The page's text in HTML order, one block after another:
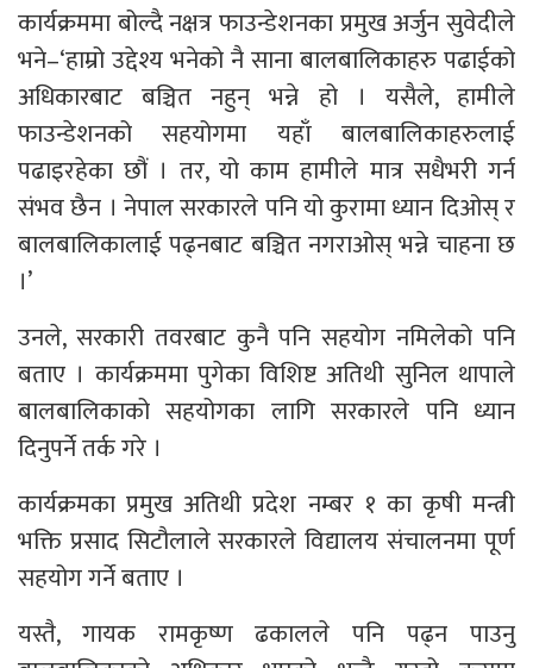
कार्यक्रममा बोल्दै नक्षत्र फाउन्डेशनका प्रमुख अर्जुन सुवेदीले
भने–‘हाम्रो उद्देश्य भनेको नै साना बालबालिकाहरु पढाईको
अधिकारबाट बञ्चित नहुन् भन्ने हो । यसैले, हामीले
फाउन्डेशनको सहयोगमा यहाँ बालबालिकाहरुलाई
पढाइरहेका छौं । तर, यो काम हामीले मात्र सधैभरी गर्न
संभव छैन । नेपाल सरकारले पनि यो कुरामा ध्यान दिओस् र
बालबालिकालाई पढ्नबाट बञ्चित नगराओस् भन्ने चाहना छ
।’
उनले, सरकारी तवरबाट कुनै पनि सहयोग नमिलेको पनि
बताए । कार्यक्रममा पुगेका विशिष्ट अतिथी सुनिल थापाले
बालबालिकाको सहयोगका लागि सरकारले पनि ध्यान
दिनुपर्ने तर्क गरे ।
कार्यक्रमका प्रमुख अतिथी प्रदेश नम्बर १ का कृषी मन्त्री
भक्ति प्रसाद सिटौलाले सरकारले विद्यालय संचालनमा पूर्ण
सहयोग गर्ने बताए ।
यस्तै, गायक रामकृष्ण ढकालले पनि पढ्न पाउनु